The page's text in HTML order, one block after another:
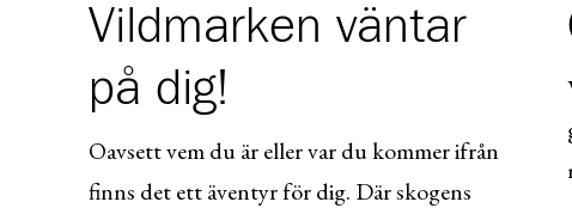
Vildmarken väntar
på dig!
Oavsett vem du är eller var du kommer ifrån
finns det ett äventyr för dig. Där skogens